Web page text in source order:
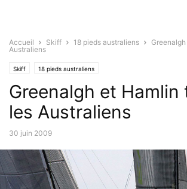
Accueil Skiff 18 pieds australiens
Australiens
Skiff 18 pieds australiens
Greenalgh et
les Australiens
30 juin 2009